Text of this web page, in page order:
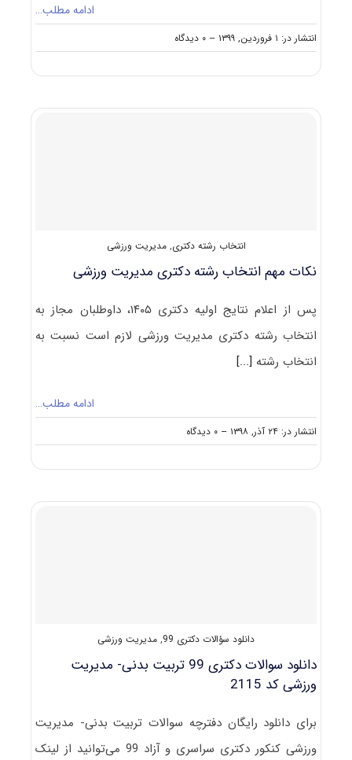
ادامه مطلب…
انتشار در: ۱ فروردین, ۱۳۹۹ -- ۰ دیدگاه
on
کارنامه
آزمون
انتخاب رشته دکتری,مدیریت ورزشی
نکات مهم انتخاب رشته دکتری مدیریت ورزشی
پس از اعلام نتایج اولیه دکتری ۱۴۰۵، داوطلبان مجاز به
انتخاب رشته دکتری مدیریت ورزشی لازم است نسبت به
انتخاب رشته [...]
ادامه مطلب…
انتشار در: ۲۴ آذر, ۱۳۹۸ -- ۰ دیدگاه
on
نکات
دکتری
دانلود سؤالات دکتری 99 , مدیریت ورزشی
دانلود سوالات دکتری 99 تربیت بدنی- مدیریت
ورزشی کد 2115
برای دانلود رایگان دفترچه سوالات تربیت بدنی- مدیریت
ورزشی کنکور دکتری سراسری و آزاد 99 می‌توانید از لینک